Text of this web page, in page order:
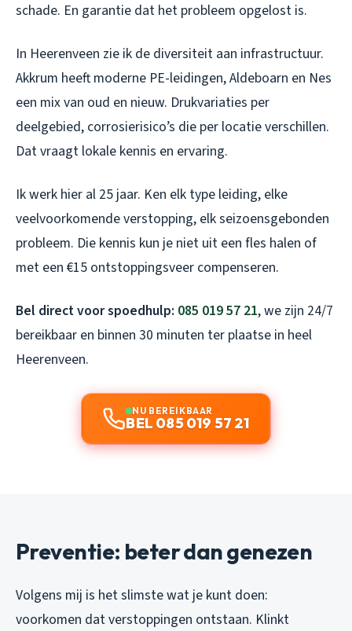
schade. En garantie dat het probleem opgelost is.
In Heerenveen zie ik de diversiteit aan infrastructuur.
Akkrum heeft moderne PE-leidingen, Aldeboarn en Nes
een mix van oud en nieuw. Drukvariaties per
deelgebied, corrosierisico’s die per locatie verschillen.
Dat vraagt lokale kennis en ervaring.
Ik werk hier al 25 jaar. Ken elk type leiding, elke
veelvoorkomende verstopping, elk seizoensgebonden
probleem. Die kennis kun je niet uit een fles halen of
met een €15 ontstoppingsveer compenseren.
Bel direct voor spoedhulp: 085 019 57 21, we zijn 24/7
bereikbaar en binnen 30 minuten ter plaatse in heel
Heerenveen.
NU BEREIKBAAR
BEL 085 019 57 21
Preventie: beter dan genezen
Volgens mij is het slimste wat je kunt doen:
voorkomen dat verstoppingen ontstaan. Klinkt